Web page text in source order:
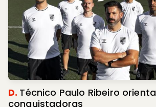
D. Técnico Paulo Ribeiro orienta
conquistadoras